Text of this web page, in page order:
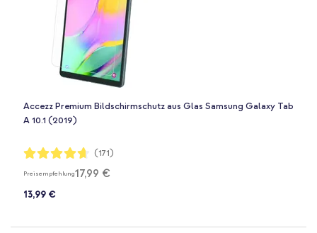
Accezz Premium Bildschirmschutz aus Glas Samsung Galaxy Tab
A 10.1 (2019)
Bewertung:
93%
(171)
Preisempfehlung17,99 €
13,99 €